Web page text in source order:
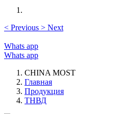
< Previous > Next
Whats app
Whats app
CHINA MOST
Главная
Продукция
ТНВД